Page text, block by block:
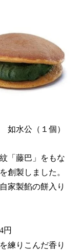
水公（１個）
「藤巴」をもな
創製しました。
家製餡の餅入り
円
練りこんだ香り